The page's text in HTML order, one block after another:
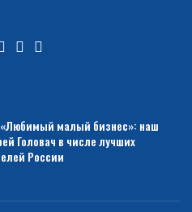
малый бизнес»: наш
Головач в числе лучших
России